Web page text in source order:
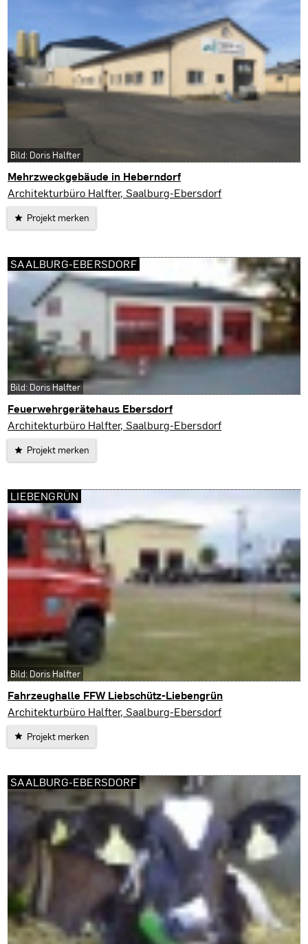
Mehrzweckgebäude in Heberndorf
Wurzbach
Architekturbüro Halfter, Saalburg-Ebersdorf
Projekt merken
Bild: Doris Halfter
Feuerwehrgerätehaus Ebersdorf
Saalburg-Ebersdorf
Architekturbüro Halfter, Saalburg-Ebersdorf
Projekt merken
SAALBURG-EBERSDORF
Bild: Doris Halfter
Fahrzeughalle FFW Liebschütz-Liebengrün
Liebengrün
Architekturbüro Halfter, Saalburg-Ebersdorf
Projekt merken
LIEBENGRÜN
Bild: Doris Halfter
SAALBURG-EBERSDORF